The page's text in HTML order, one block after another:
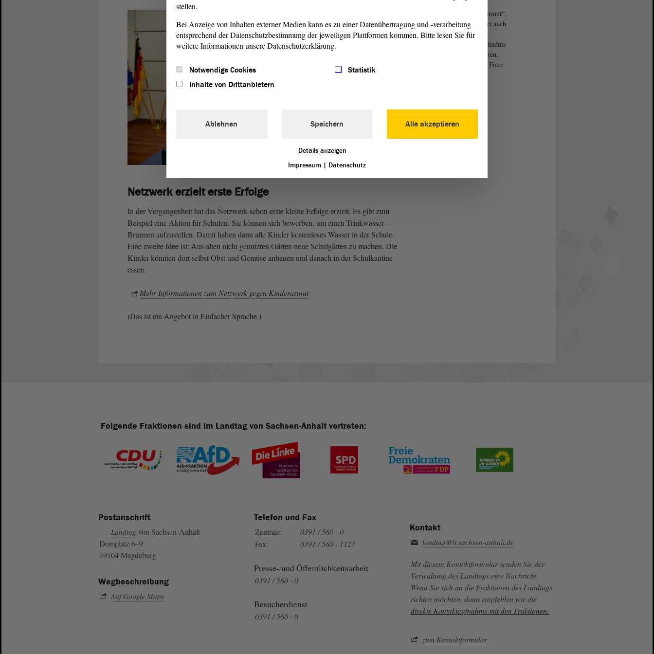
„Netzwerk gegen Kinderarmut“,
unter diesem Namen agiert auch
in Sachsen-Anhalt ein
außerparlamentarisches Bündnis
aus Parteien Gewerkschaften,
Vereinen und Verbänden. Foto:
Netzwerk erzielt erste Erfolge
In der Vergangenheit hat das Netzwerk schon erste kleine Erfolge erzielt. Es gibt zum
Beispiel eine Aktion für Schulen. Sie können sich bewerben, um einen Trinkwasser-
Brunnen aufzustellen. Damit haben dann alle Kinder kostenloses Wasser in der Schule.
Eine zweite Idee ist: Aus alten nicht genutzten Gärten neue Schulgärten zu machen. Die
Kinder könnten dort selbst Obst und Gemüse anbauen und danach in der Schulkantine
essen.
Mehr Informationen zum Netzwerk gegen Kinderarmut
(Das ist ein Angebot in Einfacher Sprache.)
Folgende Fraktionen sind im Landtag von Sachsen-Anhalt vertreten:
Postanschrift
Landtag von Sachsen-Anhalt
Domplatz 6–9
39104 Magdeburg
Wegbeschreibung
Auf Google Maps
Telefon und Fax
Zentrale:
0391 / 560 - 0
Fax:
0391 / 560 - 1123
Presse- und Öffentlichkeitsarbeit
0391 / 560 - 0
Besucherdienst
0391 / 560 - 0
Kontakt
landtag@lt.sachsen-anhalt.de
Mit diesem Kontaktformular senden Sie der
Verwaltung des Landtags eine Nachricht.
Wenn Sie sich an die Fraktionen des Landtags
richten möchten, dann empfehlen wir die
direkte Kontaktaufnahme mit den Fraktionen.
zum Kontaktformular
stellen.
Bei Anzeige von Inhalten externer Medien kann es zu einer Datenübertragung und -verarbeitung
entsprechend der Datenschutzbestimmung der jeweiligen Plattformen kommen. Bitte lesen Sie für
weitere Informationen unsere Datenschutzerklärung.
Notwendige Cookies
Statistik
Inhalte von Drittanbietern
Alle akzeptieren
Ablehnen Speichern
Details anzeigen
Impressum | Datenschutz